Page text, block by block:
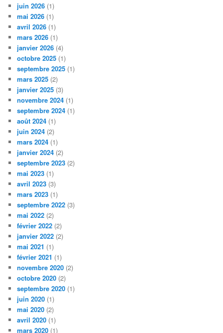
juin 2026 (1)
mai 2026 (1)
avril 2026 (1)
mars 2026 (1)
janvier 2026 (4)
octobre 2025 (1)
septembre 2025 (1)
mars 2025 (2)
janvier 2025 (3)
novembre 2024 (1)
septembre 2024 (1)
août 2024 (1)
juin 2024 (2)
mars 2024 (1)
janvier 2024 (2)
septembre 2023 (2)
mai 2023 (1)
avril 2023 (3)
mars 2023 (1)
septembre 2022 (3)
mai 2022 (2)
février 2022 (2)
janvier 2022 (2)
mai 2021 (1)
février 2021 (1)
novembre 2020 (2)
octobre 2020 (2)
septembre 2020 (1)
juin 2020 (1)
mai 2020 (2)
avril 2020 (1)
mars 2020 (1)